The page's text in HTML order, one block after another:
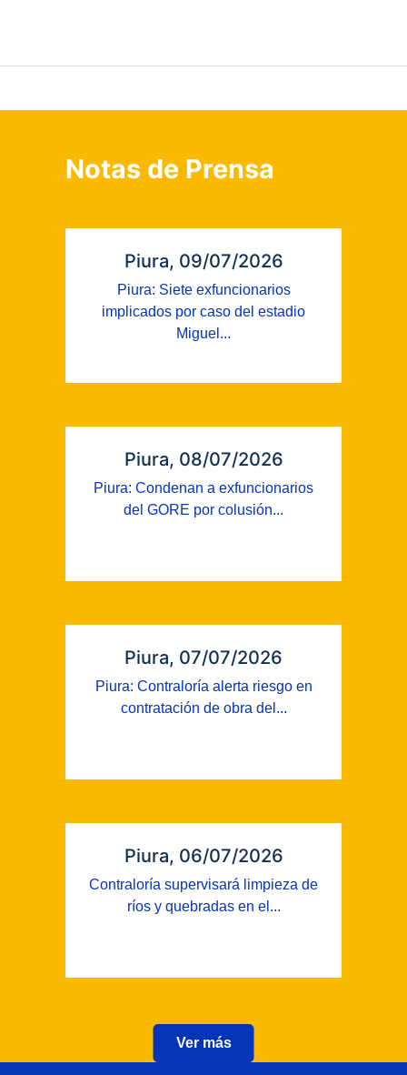
Notas de Prensa
Piura, 09/07/2026
Piura: Siete exfuncionarios
implicados por caso del estadio
Miguel...
Piura, 08/07/2026
Piura: Condenan a exfuncionarios
del GORE por colusión...
Piura, 07/07/2026
Piura: Contraloría alerta riesgo en
contratación de obra del...
Piura, 06/07/2026
Contraloría supervisará limpieza de
ríos y quebradas en el...
Ver más